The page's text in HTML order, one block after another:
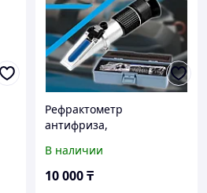
Рефрактометр
антифриза,
электролита и
стеклоомывающей
В наличии
10 000₸